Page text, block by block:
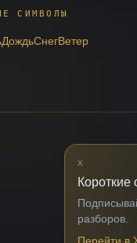
СИМВОЛЫ
ДождьСнегВетер
X
Короткие
разборов.